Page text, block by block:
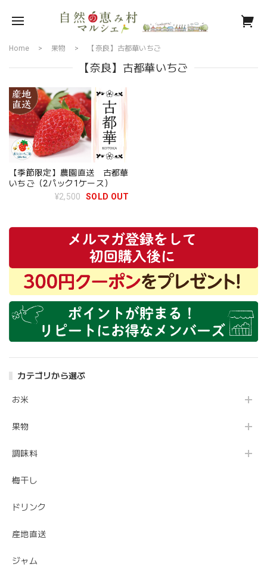
カテゴリから選ぶ
お米
果物
調味料
梅干し
ドリンク
産地直送
ジャム
Home 果物 【奈良】古都華いちご
【奈良】古都華いちご
【季節限定】農園直送 古都華
いちご（2パック1ケース）
¥2,500
SOLD OUT